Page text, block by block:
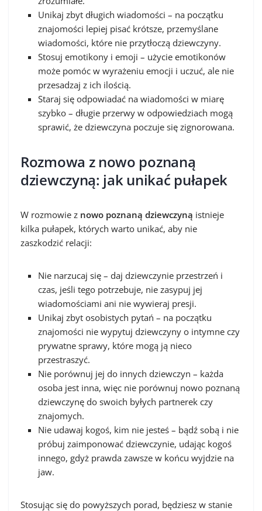
Unikaj zbyt długich wiadomości – na początku
znajomości lepiej pisać krótsze, przemyślane
wiadomości, które nie przytłoczą dziewczyny.
Stosuj emotikony i emoji – użycie emotikonów
może pomóc w wyrażeniu emocji i uczuć, ale nie
przesadzaj z ich ilością.
Staraj się odpowiadać na wiadomości w miarę
szybko – długie przerwy w odpowiedziach mogą
sprawić, że dziewczyna poczuje się zignorowana.
Rozmowa z nowo poznaną
dziewczyną: jak unikać pułapek
W rozmowie z nowo poznaną dziewczyną istnieje
kilka pułapek, których warto unikać, aby nie
zaszkodzić relacji:
Nie narzucaj się – daj dziewczynie przestrzeń i
czas, jeśli tego potrzebuje, nie zasypuj jej
wiadomościami ani nie wywieraj presji.
Unikaj zbyt osobistych pytań – na początku
znajomości nie wypytuj dziewczyny o intymne czy
prywatne sprawy, które mogą ją nieco
przestraszyć.
Nie porównuj jej do innych dziewczyn – każda
osoba jest inna, więc nie porównuj nowo poznaną
dziewczynę do swoich byłych partnerek czy
znajomych.
Nie udawaj kogoś, kim nie jesteś – bądź sobą i nie
próbuj zaimponować dziewczynie, udając kogoś
innego, gdyż prawda zawsze w końcu wyjdzie na
jaw.
Stosując się do powyższych porad, będziesz w stanie